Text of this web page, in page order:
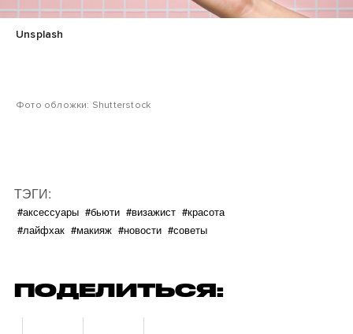
Unsplash
Фото обложки: Shutterstock
ТЭГИ:
#аксессуары #бьюти #визажист #красота
#лайфхак #макияж #новости #советы
ПОДЕЛИТЬСЯ: